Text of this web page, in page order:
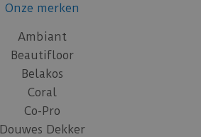
Onze merken
Ambiant
Beautifloor
Belakos
Coral
Co-Pro
Douwes Dekker